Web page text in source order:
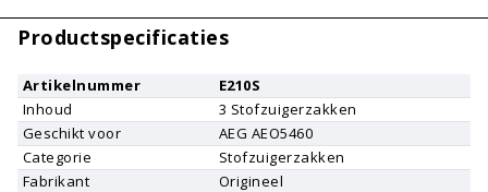
Productspecificaties
Artikelnummer
E210S
Inhoud
3 Stofzuigerzakken
Geschikt voor
AEG AEO5460
Categorie
Stofzuigerzakken
Fabrikant
Origineel